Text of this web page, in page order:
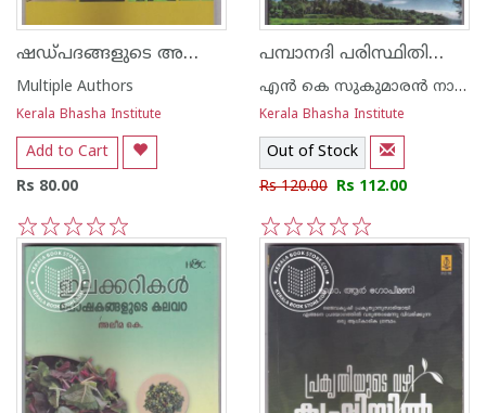
ഷഡ്പദങ്ങളുടെ അത്ഭുതലോകം
Multiple Authors
Kerala Bhasha Institute
Add to Cart
Rs 80.00
5
4
3
2
1
പമ്പാനദി പരിസ്ഥിതിയും പരിപാലനവും
എന്‍ കെ സുകുമാരന്‍ നായര്‍
Kerala Bhasha Institute
Out of Stock
Rs 120.00 Rs 112.00
5
4
3
2
1